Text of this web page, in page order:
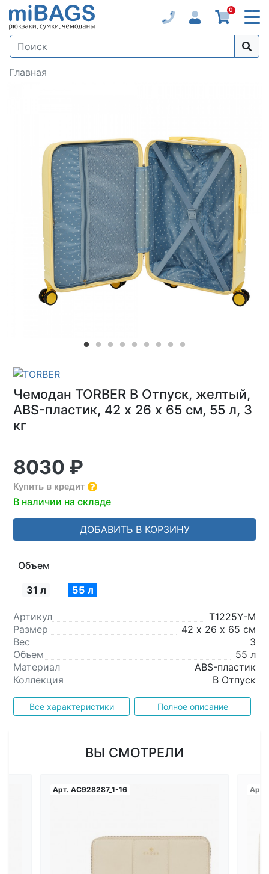
0
Главная
Loading...
Чемодан TORBER В Отпуск, желтый,
ABS-пластик, 42 х 26 х 65 см, 55 л, 3
кг
8030 ₽
Купить в кредит
В наличии на складе
ДОБАВИТЬ В КОРЗИНУ
Объем
31 л 55 л
Артикул
T1225Y-M
Размер
42 х 26 х 65 см
Вес
3
Объем
55 л
Материал
ABS-пластик
Коллекция
В Отпуск
Все характеристики Полное описание
ВЫ СМОТРЕЛИ
Арт. AC928287_1-16 Арт.